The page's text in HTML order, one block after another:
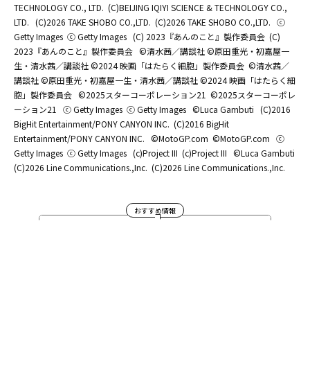
TECHNOLOGY CO., LTD. (C)BEIJING IQIYI SCIENCE & TECHNOLOGY CO.,
LTD. (C)2026 TAKE SHOBO CO.,LTD. (C)2026 TAKE SHOBO CO.,LTD. ⓒ
Getty Images ⓒ Getty Images (C) 2023『あんのこと』製作委員会 (C)
2023『あんのこと』製作委員会 ©清水茜／講談社 ©原田重光・初嘉屋一
生・清水茜／講談社 ©2024 映画「はたらく細胞」製作委員会 ©清水茜／
講談社 ©原田重光・初嘉屋一生・清水茜／講談社 ©2024 映画「はたらく細
胞」製作委員会 ©2025スターコーポレーション21 ©2025スターコーポレ
ーション21
ⓒ Getty Images ⓒ Getty Images ©Luca Gambuti (C)2016
BigHit Entertainment/PONY CANYON INC. (C)2016 BigHit
Entertainment/PONY CANYON INC. ©MotoGP.com ©MotoGP.com ⓒ
Getty Images ⓒ Getty Images (c)Project III (c)Project III ©Luca Gambuti
(C)2026 Line Communications.,Inc. (C)2026 Line Communications.,Inc.
おすすめ情報